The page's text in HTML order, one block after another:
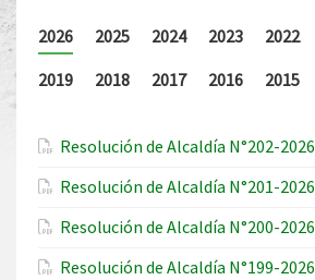
2026 2025 2024 2023 2022
2019
2018 2017 2016 2015
Resolución de Alcaldía N°202-2026
Resolución de Alcaldía N°201-2026
Resolución de Alcaldía N°200-2026
Resolución de Alcaldía N°199-2026